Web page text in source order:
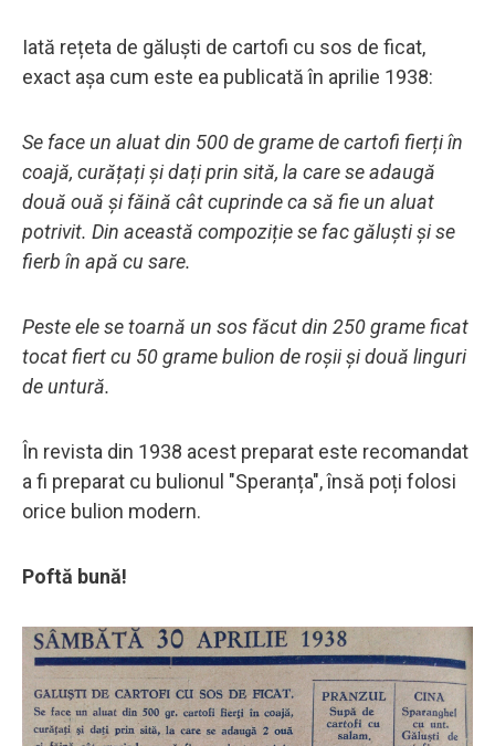
Iată rețeta de găluști de cartofi cu sos de ficat,
exact așa cum este ea publicată în aprilie 1938:
Se face un aluat din 500 de grame de cartofi fierți în
coajă, curățați și dați prin sită, la care se adaugă
două ouă și făină cât cuprinde ca să fie un aluat
potrivit. Din această compoziție se fac găluști și se
fierb în apă cu sare.
Peste ele se toarnă un sos făcut din 250 grame ficat
tocat fiert cu 50 grame bulion de roșii și două linguri
de untură.
În revista din 1938 acest preparat este recomandat
a fi preparat cu bulionul "Speranța", însă poți folosi
orice bulion modern.
Poftă bună!